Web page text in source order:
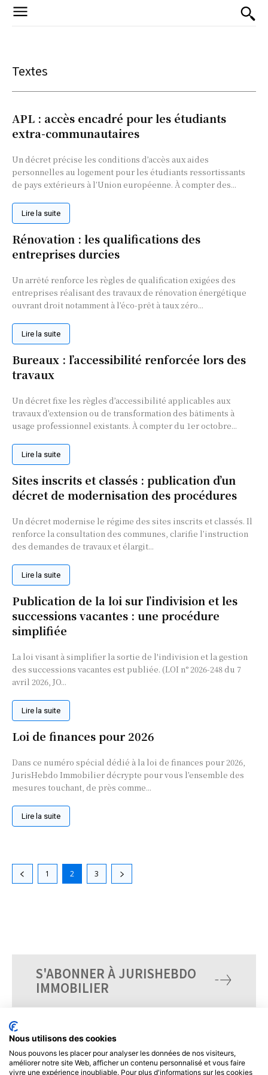
Textes
APL : accès encadré pour les étudiants
extra-communautaires
Un décret précise les conditions d’accès aux aides
personnelles au logement pour les étudiants ressortissants
de pays extérieurs à l’Union européenne. À compter des...
Lire la suite
Rénovation : les qualifications des
entreprises durcies
Un arrêté renforce les règles de qualification exigées des
entreprises réalisant des travaux de rénovation énergétique
ouvrant droit notamment à l’éco-prêt à taux zéro...
Lire la suite
Bureaux : l’accessibilité renforcée lors des
travaux
Un décret fixe les règles d’accessibilité applicables aux
travaux d’extension ou de transformation des bâtiments à
usage professionnel existants. À compter du 1er octobre...
Lire la suite
Sites inscrits et classés : publication d’un
décret de modernisation des procédures
Un décret modernise le régime des sites inscrits et classés. Il
renforce la consultation des communes, clarifie l’instruction
des demandes de travaux et élargit...
Lire la suite
Publication de la loi sur l’indivision et les
successions vacantes : une procédure
simplifiée
La loi visant à simplifier la sortie de l'indivision et la gestion
des successions vacantes est publiée. (LOI n° 2026-248 du 7
avril 2026, JO...
Lire la suite
Loi de finances pour 2026
Dans ce numéro spécial dédié à la loi de finances pour 2026,
JurisHebdo Immobilier décrypte pour vous l’ensemble des
mesures touchant, de près comme...
Lire la suite
1 2 3
S'ABONNER À JURISHEBDO
IMMOBILIER
Nous utilisons des cookies
Nous pouvons les placer pour analyser les données de nos visiteurs,
améliorer notre site Web, afficher un contenu personnalisé et vous faire
vivre une expérience inoubliable. Pour plus d'informations sur les cookies